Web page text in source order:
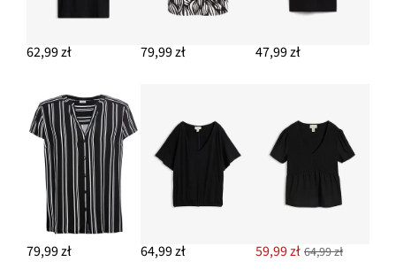
114,99 zł
DODAJ DO KOSZYKA
62,99 zł 79,99 zł 47,99 zł
79,99 zł 64,99 zł 59,99 zł 64,99 zł